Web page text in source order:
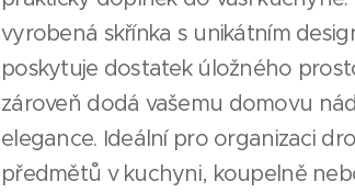
vyrobená skřínka s unikátním
poskytuje dostatek úložného
zároveň dodá vašemu domovu
elegance. Ideální pro organizaci
předmětů v kuchyni, koupelně